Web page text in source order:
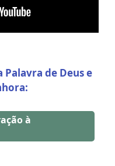
Palavra de Deus e
à